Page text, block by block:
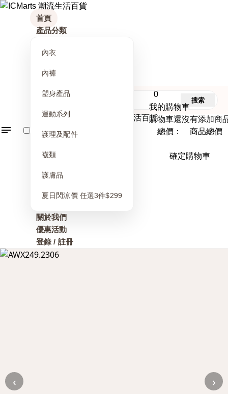
首頁
產品分類
內衣
內褲
塑身產品
運動系列
護理及配件
襪類
護膚品
夏日閃涼價 任選3件$299
關於我們
優惠活動
登錄 / 註冊
0
我的購物車
購物車還沒有添加商
總價： 商品總價
確定購物車
搜索
‹ ›